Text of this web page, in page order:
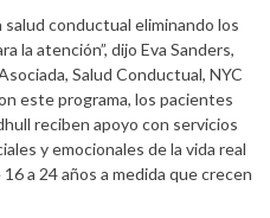
conductual eliminando los
la atención”, dijo Eva Sanders,
Salud Conductual, NYC
este programa, los pacientes
reciben apoyo con servicios
y emocionales de la vida real
a 24 años a medida que crecen